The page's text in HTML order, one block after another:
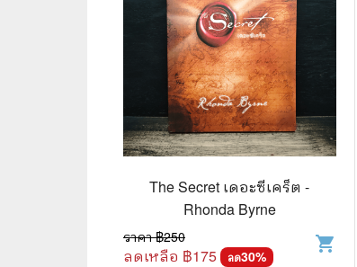
The Secret เดอะซีเคร็ต -
Rhonda Byrne
ราคา ฿250
ลดเหลือ ฿175 ลด30%
shopping_cart